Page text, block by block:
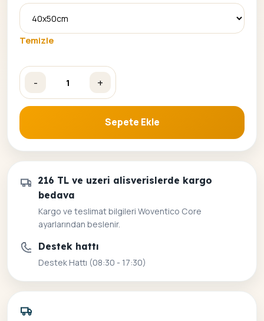
Temizle
-
Kedi Kadın Sayılarla Boyama Seti adet
+
Sepete Ekle
216 TL ve uzeri alisverislerde kargo
bedava
Kargo ve teslimat bilgileri Woventico Core
ayarlarından beslenir.
Destek hattı
Destek Hattı (08:30 - 17:30)